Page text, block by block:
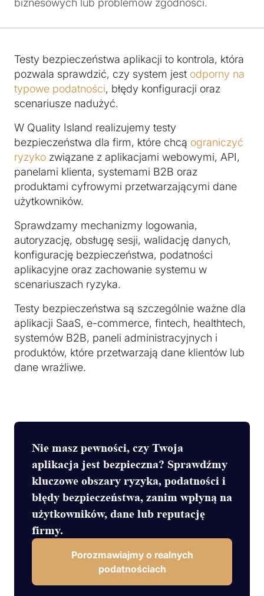
biznesowych lub problemów zgodności.
Testy bezpieczeństwa aplikacji to kontrola, która
pozwala sprawdzić, czy system jest odporny na
typowe podatności, błędy konfiguracji oraz
scenariusze nadużyć.
W Quality Island realizujemy testy
bezpieczeństwa dla firm, które chcą ograniczyć
ryzyko związane z aplikacjami webowymi, API,
panelami klienta, systemami B2B oraz
produktami cyfrowymi przetwarzającymi dane
użytkowników.
Sprawdzamy mechanizmy logowania,
autoryzację, obsługę sesji, walidację danych,
konfigurację bezpieczeństwa, podatności
aplikacyjne oraz zachowanie systemu w
scenariuszach ryzyka.
Testy bezpieczeństwa są szczególnie ważne dla
aplikacji SaaS, e-commerce, fintech, healthtech,
systemów B2B, paneli administracyjnych i
produktów, które przetwarzają dane klientów lub
dane wrażliwe.
Nie masz pewności, czy Twoja
aplikacja jest bezpieczna? Sprawdźmy
kluczowe obszary ryzyka, podatności i
błędy bezpieczeństwa, zanim wpłyną na
użytkowników, dane lub reputację
firmy.
Porozmawiajmy o realnych
podatnościach